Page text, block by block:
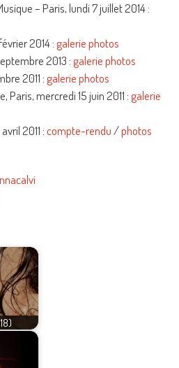
– Paris, lundi 7 juillet 2014 :
2014 :galerie photos
2013 :galerie photos
2011 :galerie photos
Paris, mercredi 15 juin 2011 :galerie
2011 :compte-rendu/photos